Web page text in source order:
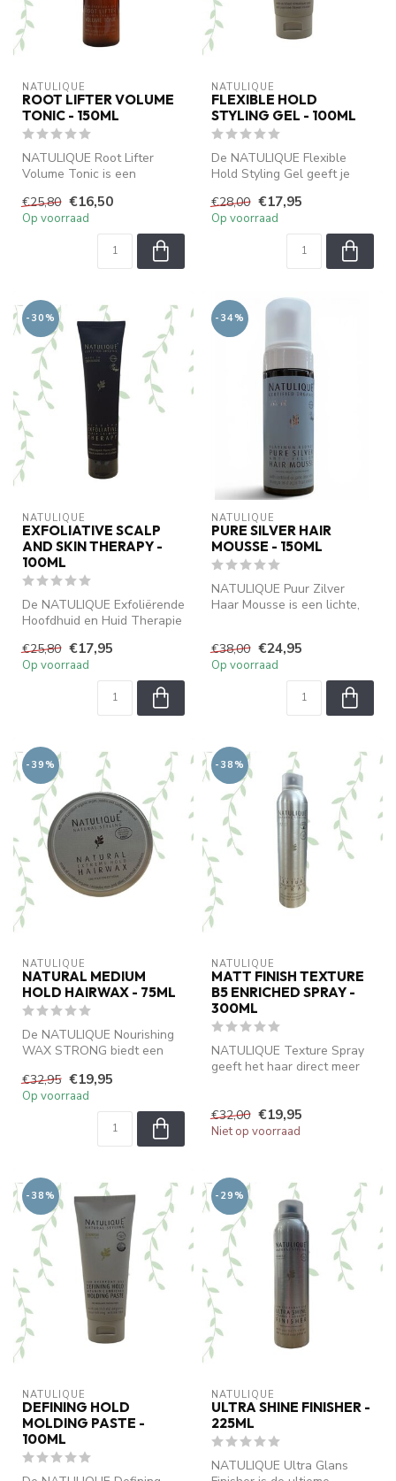
NATULIQUE
ROOT LIFTER VOLUME
TONIC - 150ML
NATULIQUE Root Lifter
Volume Tonic is een
haartonic ...
€25,80 €16,50
Op voorraad
NATULIQUE
FLEXIBLE HOLD
STYLING GEL - 100ML
De NATULIQUE Flexible
Hold Styling Gel geeft je
langdu...
€28,00 €17,95
Op voorraad
-30%
NATULIQUE
EXFOLIATIVE SCALP
AND SKIN THERAPY -
100ML
De NATULIQUE Exfoliërende
Hoofdhuid en Huid Therapie
d...
€25,80 €17,95
Op voorraad
-34%
NATULIQUE
PURE SILVER HAIR
MOUSSE - 150ML
NATULIQUE Puur Zilver
Haar Mousse is een lichte,
€38,00 €24,95
Op voorraad
-39%
NATULIQUE
NATURAL MEDIUM
HOLD HAIRWAX - 75ML
De NATULIQUE Nourishing
WAX STRONG biedt een
en lan...
€32,95 €19,95
Op voorraad
-38%
NATULIQUE
MATT FINISH TEXTURE
B5 ENRICHED SPRAY -
300ML
NATULIQUE Texture Spray
geeft het haar direct meer
€32,00 €19,95
Niet op voorraad
-38%
NATULIQUE
DEFINING HOLD
MOLDING PASTE -
100ML
-29%
NATULIQUE
ULTRA SHINE FINISHER -
225ML
NATULIQUE Ultra Glans